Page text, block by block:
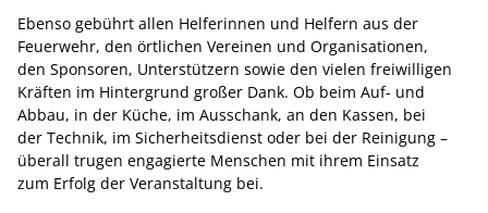
Ebenso gebührt allen Helferinnen und Helfern aus der
Feuerwehr, den örtlichen Vereinen und Organisationen,
den Sponsoren, Unterstützern sowie den vielen freiwilligen
Kräften im Hintergrund großer Dank. Ob beim Auf- und
Abbau, in der Küche, im Ausschank, an den Kassen, bei
der Technik, im Sicherheitsdienst oder bei der Reinigung –
überall trugen engagierte Menschen mit ihrem Einsatz
zum Erfolg der Veranstaltung bei.